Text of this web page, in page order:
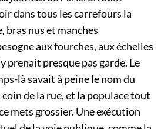
dans tous les carrefours la
bras nus et manches
aux fourches, aux échelles
prenait presque pas garde. Le
là savait à peine le nom du
de la rue, et la populace tout
mets grossier. Une exécution